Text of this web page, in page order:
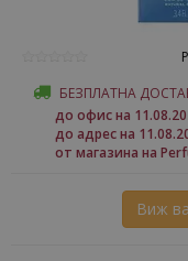
БЕЗПЛАТНА
до офис на
до адрес на
от магазина на
Виж